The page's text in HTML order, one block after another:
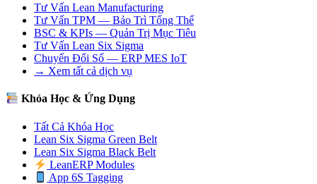
Tư Vấn Lean Manufacturing
Tư Vấn TPM — Bảo Trì Tổng Thể
BSC & KPIs — Quản Trị Mục Tiêu
Tư Vấn Lean Six Sigma
Chuyển Đổi Số — ERP MES IoT
→ Xem tất cả dịch vụ
Khóa Học & Ứng Dụng
Tất Cả Khóa Học
Lean Six Sigma Green Belt
Lean Six Sigma Black Belt
LeanERP Modules
App 6S Tagging